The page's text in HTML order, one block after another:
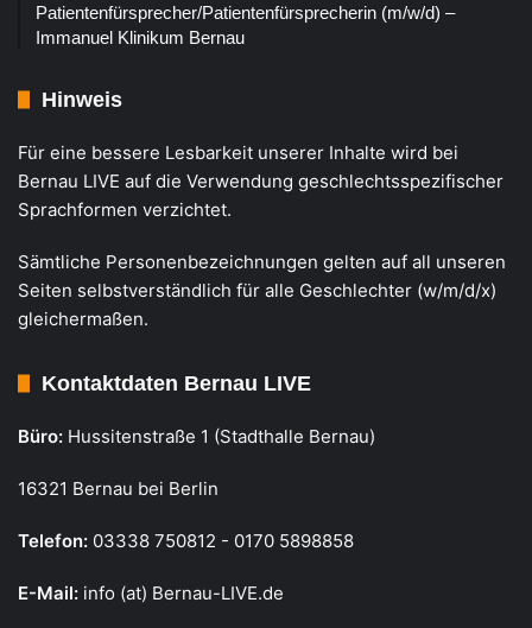
Patientenfürsprecher/Patientenfürsprecherin (m/w/d) –
Immanuel Klinikum Bernau
Hinweis
Für eine bessere Lesbarkeit unserer Inhalte wird bei
Bernau LIVE auf die Verwendung geschlechtsspezifischer
Sprachformen verzichtet.
Sämtliche Personenbezeichnungen gelten auf all unseren
Seiten selbstverständlich für alle Geschlechter (w/m/d/x)
gleichermaßen.
Kontaktdaten Bernau LIVE
Büro: Hussitenstraße 1 (Stadthalle Bernau)
16321 Bernau bei Berlin
Telefon: 03338 750812 - 0170 5898858
E-Mail: info (at) Bernau-LIVE.de